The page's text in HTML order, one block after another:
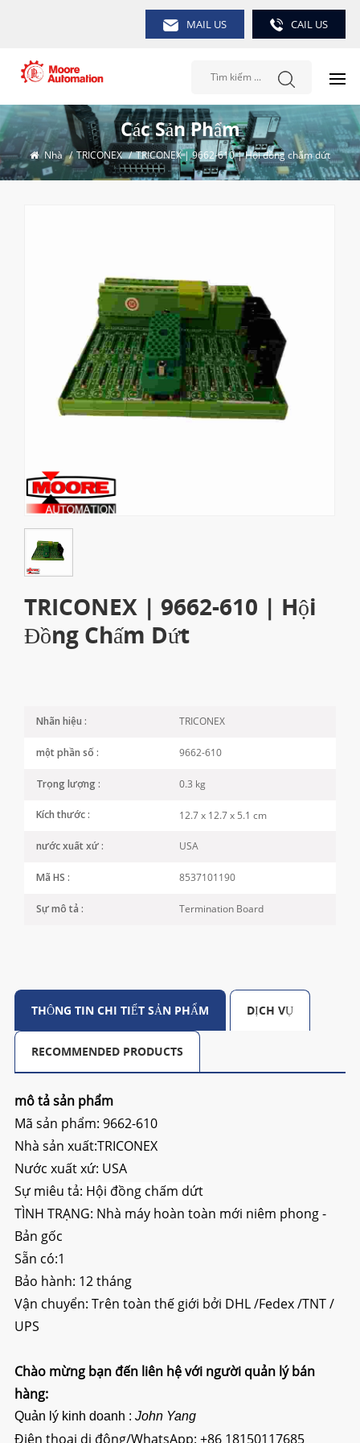
MAIL US CAIL US
Các Sản Phẩm
Nhà / TRICONEX / TRICONEX | 9662-610 | Hội đồng chấm dứt
TRICONEX | 9662-610 | Hội
Đồng Chấm Dứt
Nhãn hiệu : TRICONEX
một phần số : 9662-610
Trọng lượng : 0.3 kg
Kích thước : 12.7 x 12.7 x 5.1 cm
nước xuất xứ : USA
Mã HS : 8537101190
Sự mô tả : Termination Board
THÔNG TIN CHI TIẾT SẢN PHẨM DỊCH VỤ
RECOMMENDED PRODUCTS
mô tả sản phẩm
Mã sản phẩm: 9662-610
Nhà sản xuất:TRICONEX
Nước xuất xứ: USA
Sự miêu tả: Hội đồng chấm dứt
TÌNH TRẠNG: Nhà máy hoàn toàn mới niêm phong -
Bản gốc
Sẵn có:1
Bảo hành: 12 tháng
Vận chuyển: Trên toàn thế giới bởi DHL /Fedex /TNT /
UPS
Chào mừng bạn đến liên hệ với người quản lý bán
hàng:
Quản lý kinh doanh : John Yang
Điện thoại di động/WhatsApp: +86 18150117685